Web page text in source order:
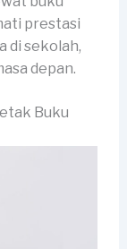
prestasi
di sekolah,
depan.
Buku